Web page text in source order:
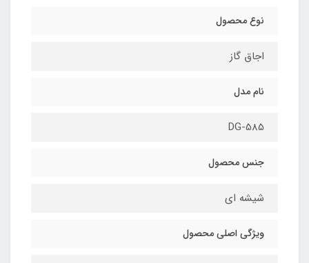
نوع محصول
اجاق گاز
نام مدل
DG-585
جنس محصول
شیشه ای
ویژگی اصلی محصول